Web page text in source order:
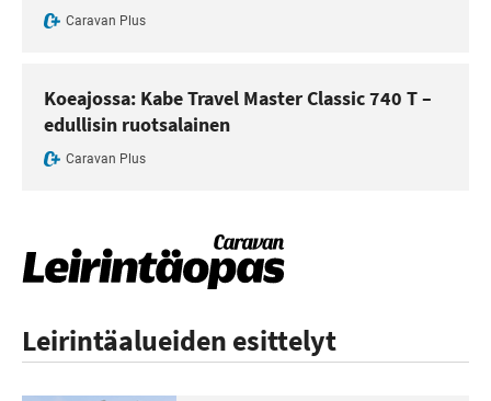
Caravan Plus
Koeajossa: Kabe Travel Master Classic 740 T –
edullisin ruotsalainen
Caravan Plus
Leirintäalueiden esittelyt